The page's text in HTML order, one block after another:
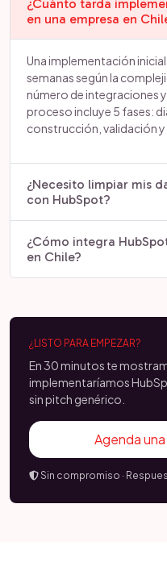
¿Cuánto tarda
en una empresa en
Una implementación
semanas según la
número de integraciones
proceso incluye 5 fases:
construcción, validación
¿Necesito limpiar mis
con HubSpot?
¿Cómo integra
en Chile?
¿LISTO PARA EMPEZAR?
En 30 minutos te
implementaríamos
sin pitch genérico.
Agenda
Sin compromiso ·